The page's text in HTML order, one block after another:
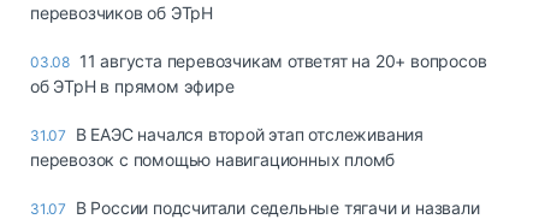
перевозчиков об ЭТрН
03.08 11 августа перевозчикам ответят на 20+ вопросов
об ЭТрН в прямом эфире
31.07
В ЕАЭС начался второй этап отслеживания
перевозок с помощью навигационных пломб
31.07
В России подсчитали седельные тягачи и назвали